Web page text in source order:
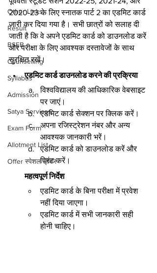
Other Links
Result
BSEB
Counselling
Syllabus
Admission
Satya Services
Exam Form
Allotment List
Offer स्पेशल ऑफर
2020-23 के लिए स्नातक पार्ट 2 का एडमिट कार्ड
जारी कर दिया गया है। सभी छात्रों को सलाह दी
जाती है कि वे अपने एडमिट कार्ड को डाउनलोड करें
और परीक्षा के लिए आवश्यक दस्तावेजों के साथ
सुरक्षित रखें।
एडमिट कार्ड डाउनलोड करने की प्रक्रिया
विश्वविद्यालय की आधिकारिक वेबसाइट
पर जाएं।
एडमिट कार्ड सेक्शन पर क्लिक करें।
अपना रजिस्ट्रेशन नंबर और अन्य
आवश्यक जानकारी भरें।
एडमिट कार्ड को डाउनलोड करें और
प्रिंट करें।
महत्वपूर्ण निर्देश
एडमिट कार्ड के बिना परीक्षा में प्रवेश
नहीं दिया जाएगा।
एडमिट कार्ड में सभी जानकारी सही
होनी चाहिए।